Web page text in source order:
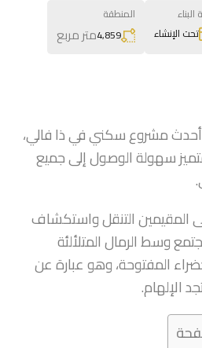
تحت الإنشاء
المنطقة
4,859متر مربع
أحدث مشروع سكني في ذا فالي،
سهولة الوصول إلى جميع
التنقل واستكشاف
وسط الرمال المتلألئة
المفتوحة، وهو عبارة عن
الإلهام.